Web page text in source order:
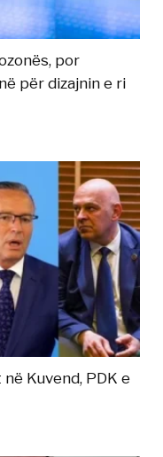
por
për dizajnin e ri
Kuvend, PDK e